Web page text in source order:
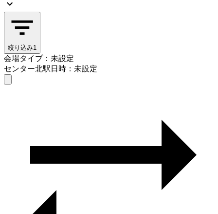
絞り込み1
会場タイプ：未設定
センター北駅日時：未設定